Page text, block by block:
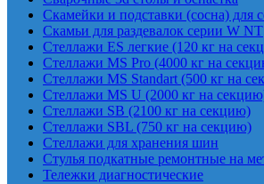
Скамейки и подставки (сосна) для
Скамьи для раздевалок серии W NT
Стеллажи ES легкие (120 кг на
Стеллажи MS Pro (4000 кг на
Стеллажи MS Standart (500 кг на
Стеллажи MS U (2000 кг на
Стеллажи SB (2100 кг на секцию)
Стеллажи SBL (750 кг на секцию)
Стеллажи для хранения шин
Стулья подкатные ремонтные на
Тележки диагностические